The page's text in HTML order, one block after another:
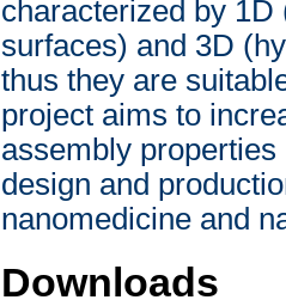
characterized by
surfaces) and 3D
thus they are
project aims to
assembly
design and
nanomedicine and
Downloads